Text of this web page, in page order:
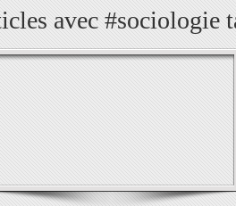
avec #sociologie